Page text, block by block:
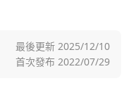
最後更新 2025/12/10
首次發布 2022/07/29